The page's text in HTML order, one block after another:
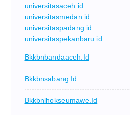
universitasaceh.id
universitasmedan.id
universitaspadang.id
universitaspekanbaru.id
Bkkbnbandaaceh.id
Bkkbnsabang.id
Bkkbnlhokseumawe.id